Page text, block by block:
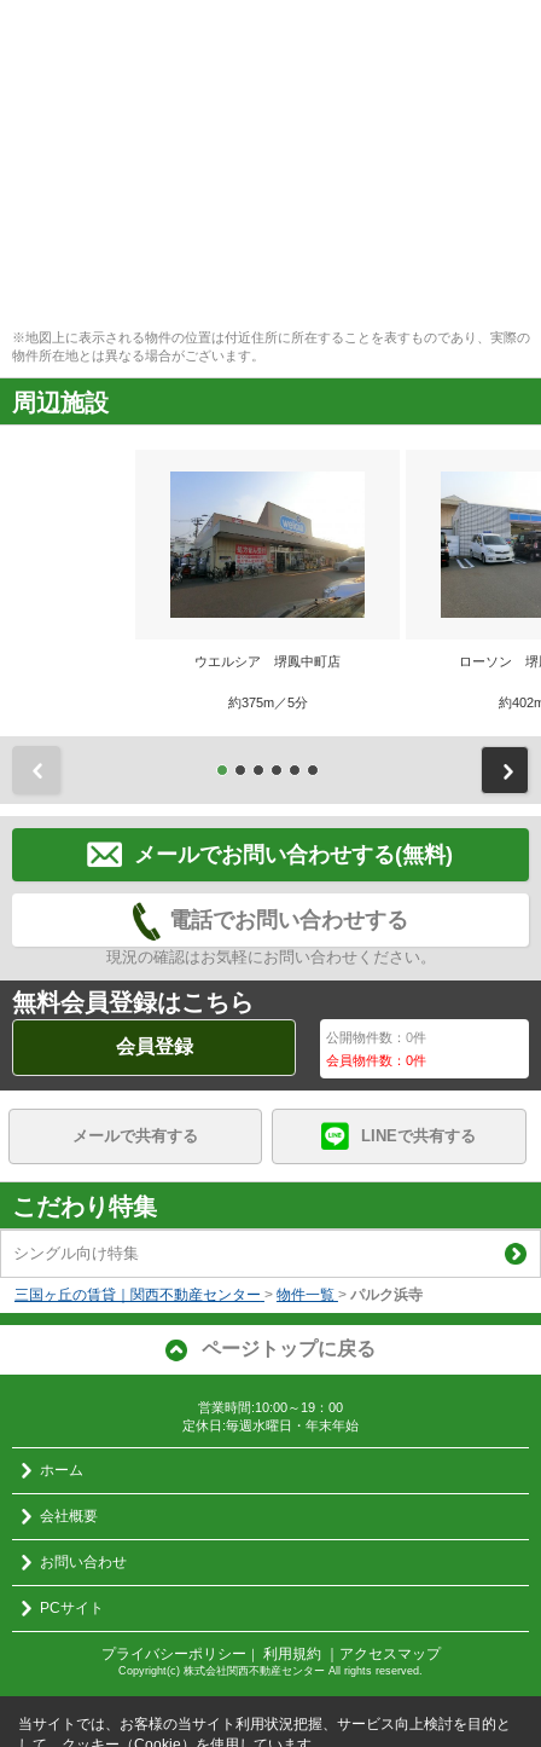
※地図上に表示される物件の位置は付近住所に所在することを表すものであり、実際の
物件所在地とは異なる場合がございます。
周辺施設
ウエルシア 堺鳳中町店
約375m／5分
ローソン 堺
約
メールでお問い合わせする(無料)
電話でお問い合わせする
現況の確認はお気軽にお問い合わせください。
無料会員登録はこちら
会員登録 公開物件数：0件
会員物件数：0件
メールで共有する LINEで共有する
こだわり特集
シングル向け特集
三国ヶ丘の賃貸｜関西不動産センター > 物件一覧 > パルク浜寺
ページトップに戻る
営業時間:10:00～19：00
定休日:毎週水曜日・年末年始
ホーム
会社概要
お問い合わせ
PCサイト
プライバシーポリシー 利用規約 ｜アクセスマップ
Copyright(c) 株式会社関西不動産センター All rights reserved.
当サイトでは、お客様の当サイト利用状況把握、サービス向上検討を目的と